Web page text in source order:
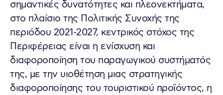
σημαντικές δυνατότητες και πλεονεκτήματα,
στο πλαίσιο της Πολιτικής Συνοχής της
περιόδου 2021-2027, κεντρικός στόχος της
Περιφέρειας είναι η ενίσχυση και
διαφοροποίηση του παραγωγικού συστήματός
της, με την υιοθέτηση μιας στρατηγικής
διαφοροποίησης του τουριστικού προϊόντος, η